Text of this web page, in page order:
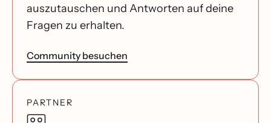
auszutauschen und Antworten auf deine
Fragen zu erhalten.
Community besuchen
PARTNER